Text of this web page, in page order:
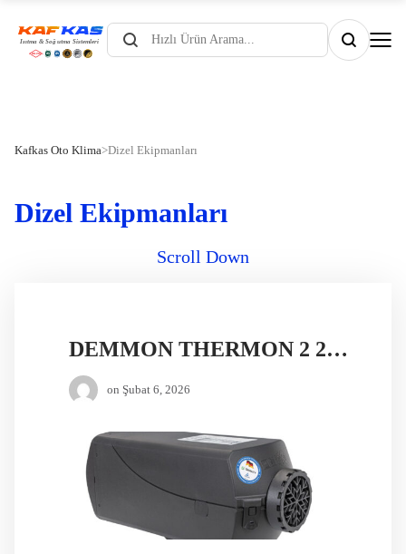
Products
search
Kafkas Oto Klima>Dizel Ekipmanları
Dizel Ekipmanları
Scroll Down
DEMMON THERMON 2 24V DİZEL ISITICI
on Şubat 6, 2026